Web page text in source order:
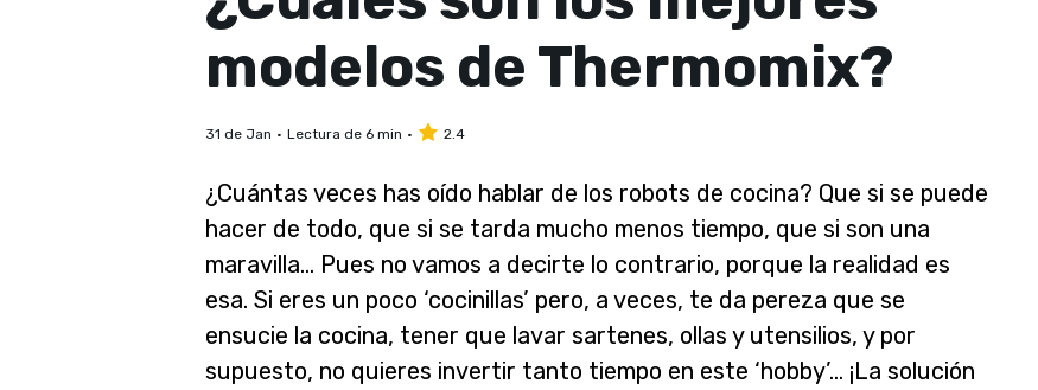
modelos de Thermomix?
31 de Jan Lectura de 6 min 2.4
¿Cuántas veces has oído hablar de los robots de cocina? Que si se puede
hacer de todo, que si se tarda mucho menos tiempo, que si son una
maravilla… Pues no vamos a decirte lo contrario, porque la realidad es
esa. Si eres un poco ‘cocinillas’ pero, a veces, te da pereza que se
ensucie la cocina, tener que lavar sartenes, ollas y utensilios, y por
supuesto, no quieres invertir tanto tiempo en este ‘hobby’… ¡La solución